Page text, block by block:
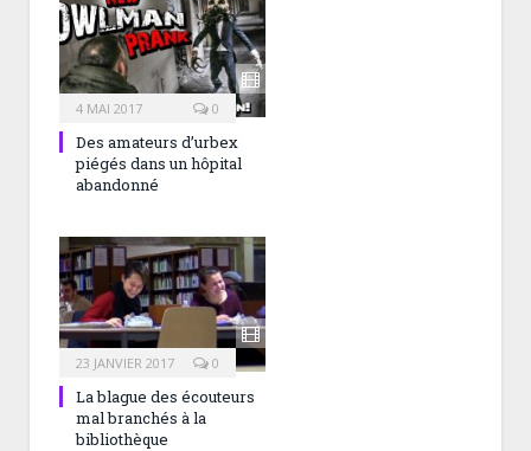
4 MAI 2017 0
Des amateurs d’urbex
piégés dans un hôpital
abandonné
23 JANVIER 2017 0
La blague des écouteurs
mal branchés à la
bibliothèque